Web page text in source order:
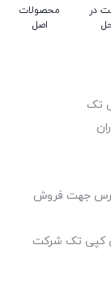
در
محصولات
اصل
تک
جهت فروش
کپی تک شرکت